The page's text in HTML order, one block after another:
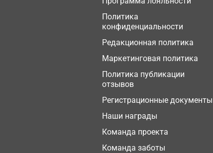
Политика
конфиденциальности
Редакционная политика
Маркетинговая политика
Политика публикации
отзывов
Регистрационные документы
Наши награды
Команда проекта
Команда заботы